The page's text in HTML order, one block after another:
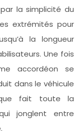
la simplicité du
extrémités pour
la longueur
Une fois
accordéon se
dans le véhicule
fait toute la
jonglent entre